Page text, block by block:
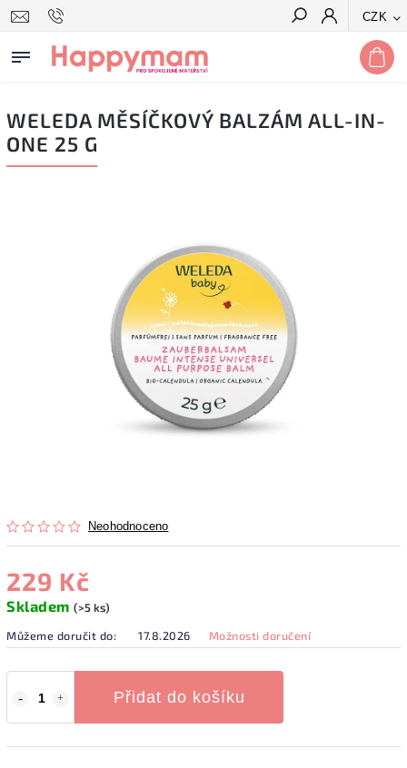
CZK
Hledat
WELEDA MĚSÍČKOVÝ BALZÁM ALL-IN-
ONE 25 G
Neohodnoceno
229 Kč
Skladem (>5 ks)
Můžeme doručit do:
17.8.2026 Možnosti doručení
Přidat do košíku